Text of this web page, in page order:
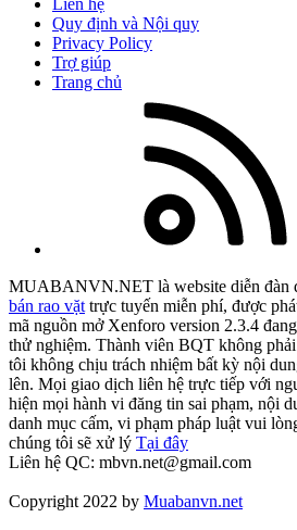
Liên hệ
Quy định và Nội quy
Privacy Policy
Trợ giúp
Trang chủ
MUABANVN.NET là website diễn đàn
bán rao vặttrực tuyến miễn phí, được
mã nguồn mở Xenforo version 2.3.4
thử nghiệm. Thành viên BQT không
tôi không chịu trách nhiệm bất kỳ nội
lên. Mọi giao dịch liên hệ trực tiếp với
hiện mọi hành vi đăng tin sai phạm, nội
danh mục cấm, vi phạm pháp luật vui
chúng tôi sẽ xử lý Tại đây
Liên hệ QC: mbvn.net@gmail.com
Copyright 2022 by Muabanvn.net